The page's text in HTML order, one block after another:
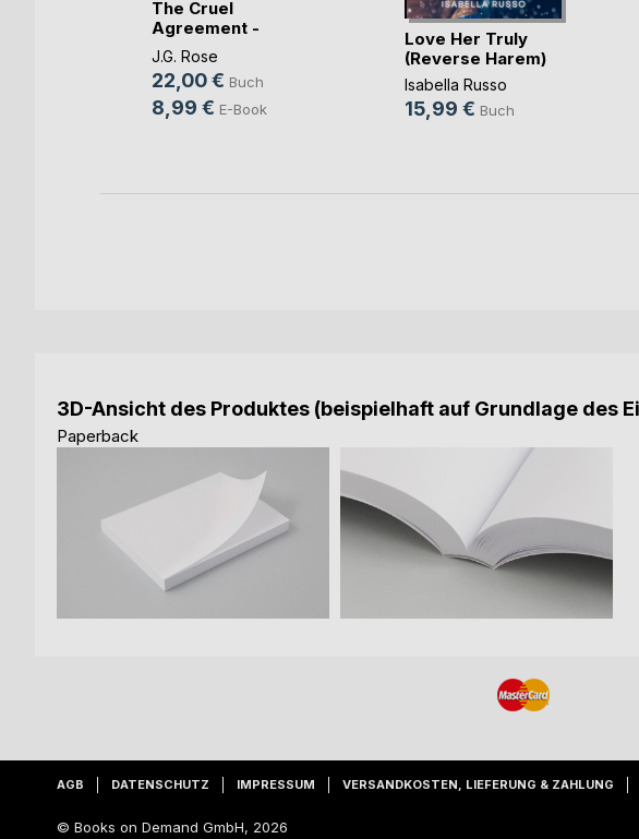
The Cruel
Agreement -
Gestohlen vo(...)
J.G. Rose
22,00 € Buch
8,99 € E-Book
Love Her Truly
(Reverse Harem)
Isabella Russo
15,99 € Buch
3D-Ansicht des Produktes (beispielhaft auf Grundlage des
Paperback
AGB DATENSCHUTZ IMPRESSUM VERSANDKOSTEN, LIEFERUNG & ZAHLUNG
© Books on Demand GmbH, 2026